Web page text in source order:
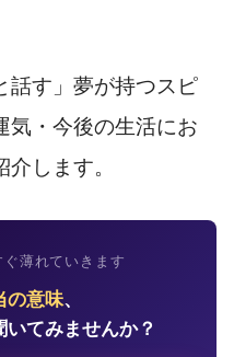
話す」夢が持つスピ
気・今後の生活にお
します。
ぐ薄れていきます
の意味、
てみませんか？